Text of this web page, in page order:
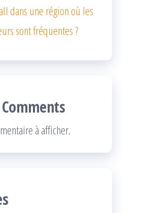
dans une région où les
sont fréquentes ?
à afficher.